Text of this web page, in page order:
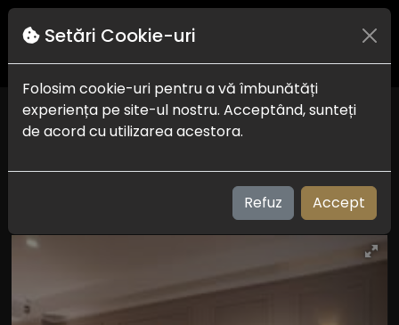
Alnis Boutique
Plaja: 300 m
Check in-out: 16:00 - 11:00
Setări Cookie-uri
Folosim cookie-uri pentru a vă îmbunătăți
experiența pe site-ul nostru. Acceptând, sunteți
de acord cu utilizarea acestora.
Refuz Accept